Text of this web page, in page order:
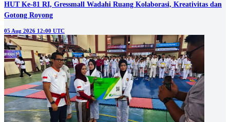
HUT Ke-81 RI, Gressmall Wadahi Ruang Kolaborasi, Kreativitas dan
Gotong Royong
05 Aug 2026 12:00 UTC